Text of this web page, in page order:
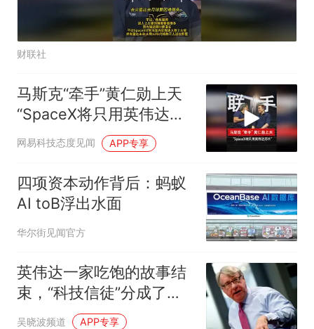
财联社
马斯克“牵手”黄仁勋上天
“SpaceX将只用英伟达芯
片”
网易科技态度见闻 APP专享
四项资本动作背后：蚂蚁
AI toB浮出水面
华尔街见闻官方
英伟达一家吃饱的故事结
束，“科技信徒”分成了三
派
吴晓波频道 APP专享